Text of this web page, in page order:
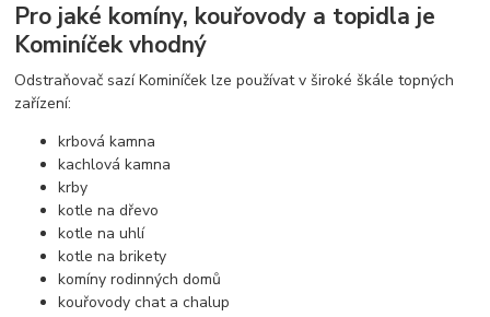
Pro jaké komíny, kouřovody a topidla je
Kominíček vhodný
Odstraňovač sazí Kominíček lze používat v široké škále topných
zařízení:
krbová kamna
kachlová kamna
krby
kotle na dřevo
kotle na uhlí
kotle na brikety
komíny rodinných domů
kouřovody chat a chalup